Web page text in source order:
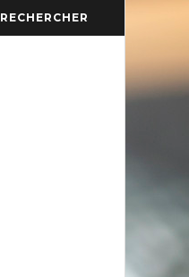
RECHERCHER